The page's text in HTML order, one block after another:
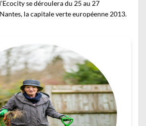
se déroulera du 25 au 27
la capitale verte européenne 2013.